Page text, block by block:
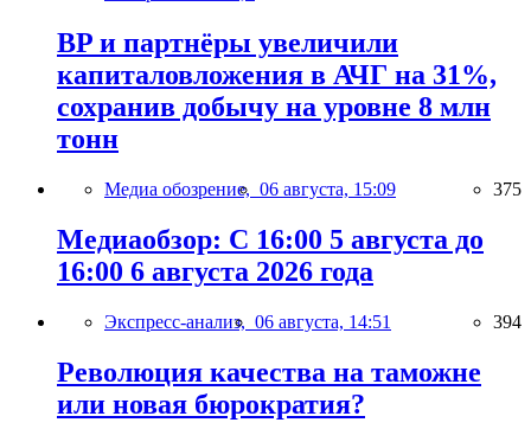
BP и партнёры увеличили
капиталовложения в АЧГ на 31%,
сохранив добычу на уровне 8 млн
тонн
Медиа обозрение, 06 августа, 15:09 375
Медиаобзор: С 16:00 5 августа до
16:00 6 августа 2026 года
Экспресс-анализ, 06 августа, 14:51 394
Революция качества на таможне
или новая бюрократия?